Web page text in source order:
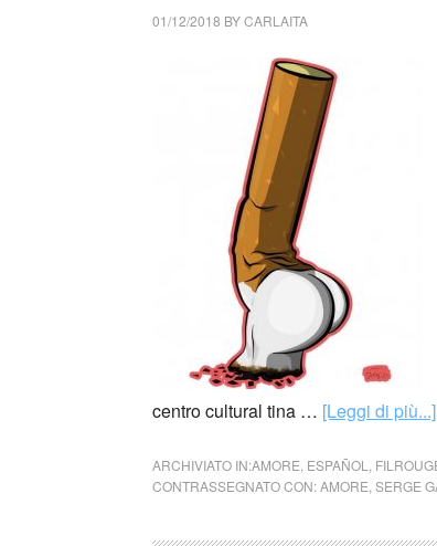
01/12/2018 BYCARLAITA
centro cultural tina … [Leggi di più...]
ARCHIVIATO IN:AMORE ESPAÑOL
CONTRASSEGNATO CON:AMORE SERGE